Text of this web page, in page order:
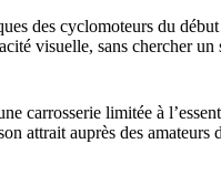
des cyclomoteurs du
visuelle, sans chercher
carrosserie limitée à
attrait auprès des amateurs